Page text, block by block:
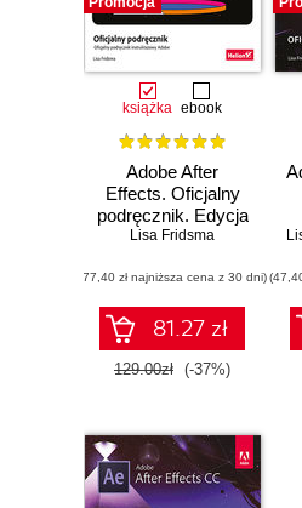
książka ebook
Adobe After
Effects. Oficjalny
podręcznik. Edycja
2023
Lisa Fridsma
(77,40 zł najniższa cena z 30 dni)
81.27 zł
129.00zł (-37%)